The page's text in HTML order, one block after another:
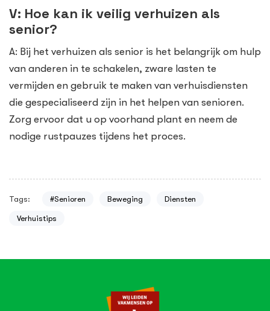
V: Hoe kan ik veilig verhuizen als
senior?
A: Bij het verhuizen als senior is het belangrijk om hulp
van anderen in te schakelen, zware lasten te
vermijden en gebruik te maken van verhuisdiensten
die gespecialiseerd zijn in het helpen van senioren.
Zorg ervoor dat u op voorhand plant en neem de
nodige rustpauzes tijdens het proces.
Tags: #Senioren Beweging Diensten
Verhuistips